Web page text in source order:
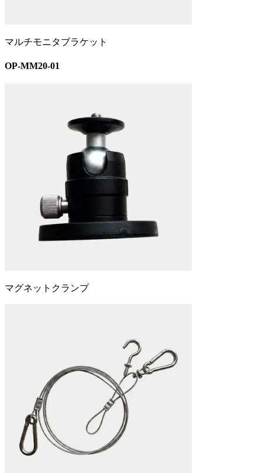
マルチモニタブラケット
OP-MM20-01
マグネットクランプ